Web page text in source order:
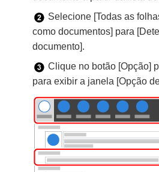
Selecione [Todas as
como documentos] para
documento].
Clique no botão [Opção]
para exibir a janela [Opção